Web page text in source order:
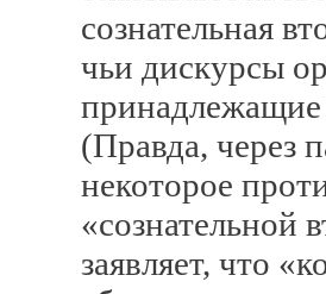
сознательная
чьи дискурсы
(Правда, через
некоторое
«сознательной
заявляет, что